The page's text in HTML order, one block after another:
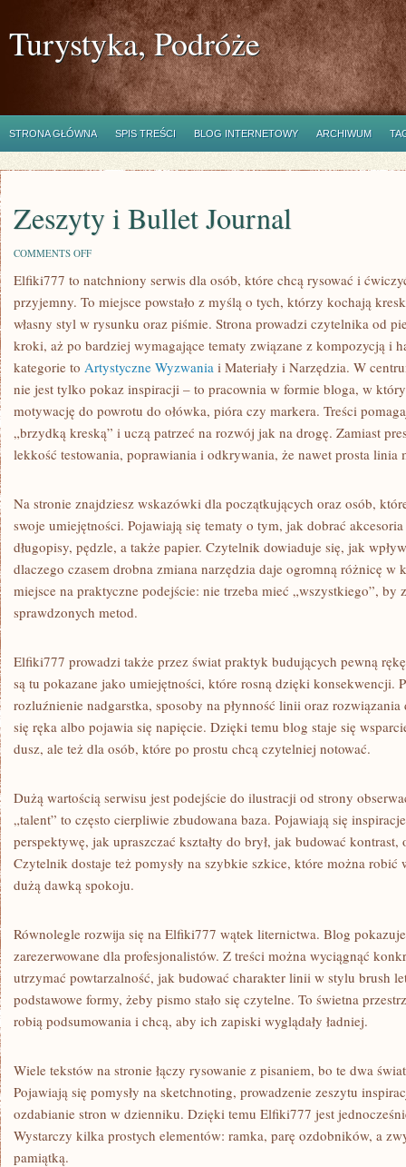
Turystyka, Podróże
STRONA GŁÓWNA SPIS TREŚCI BLOG INTERNETOWY ARCHIWUM
Zeszyty i Bullet Journal
COMMENTS OFFON
I
JOURNAL
Elfiki777 to natchniony serwis dla osób, które chcą rysować i
przyjemny. To miejsce powstało z myślą o tych, którzy kochają
własny styl w rysunku oraz piśmie. Strona prowadzi czytelnika od
kroki, aż po bardziej wymagające tematy związane z kompozycją i
kategorie to Artystyczne Wyzwania i Materiały i Narzędzia. W
nie jest tylko pokaz inspiracji – to pracownia w formie bloga, w
motywację do powrotu do ołówka, pióra czy markera. Treści
„brzydką kreską” i uczą patrzeć na rozwój jak na drogę. Zamiast
lekkość testowania, poprawiania i odkrywania, że nawet prosta linia
Na stronie znajdziesz wskazówki dla początkujących oraz osób,
swoje umiejętności. Pojawiają się tematy o tym, jak dobrać
długopisy, pędzle, a także papier. Czytelnik dowiaduje się, jak
dlaczego czasem drobna zmiana narzędzia daje ogromną różnicę w
miejsce na praktyczne podejście: nie trzeba mieć „wszystkiego”,
sprawdzonych metod.
Elfiki777 prowadzi także przez świat praktyk budujących pewną
są tu pokazane jako umiejętności, które rosną dzięki konsekwencji.
rozluźnienie nadgarstka, sposoby na płynność linii oraz
się ręka albo pojawia się napięcie. Dzięki temu blog staje się
dusz, ale też dla osób, które po prostu chcą czytelniej notować.
Dużą wartością serwisu jest podejście do ilustracji od strony
„talent” to często cierpliwie zbudowana baza. Pojawiają się
perspektywę, jak upraszczać kształty do brył, jak budować
Czytelnik dostaje też pomysły na szybkie szkice, które można robić
dużą dawką spokoju.
Równolegle rozwija się na Elfiki777 wątek liternictwa. Blog
zarezerwowane dla profesjonalistów. Z treści można wyciągnąć
utrzymać powtarzalność, jak budować charakter linii w stylu brush
podstawowe formy, żeby pismo stało się czytelne. To świetna
robią podsumowania i chcą, aby ich zapiski wyglądały ładniej.
Wiele tekstów na stronie łączy rysowanie z pisaniem, bo te dwa
Pojawiają się pomysły na sketchnoting, prowadzenie zeszytu
ozdabianie stron w dzienniku. Dzięki temu Elfiki777 jest
Wystarczy kilka prostych elementów: ramka, parę ozdobników, a
pamiątką.